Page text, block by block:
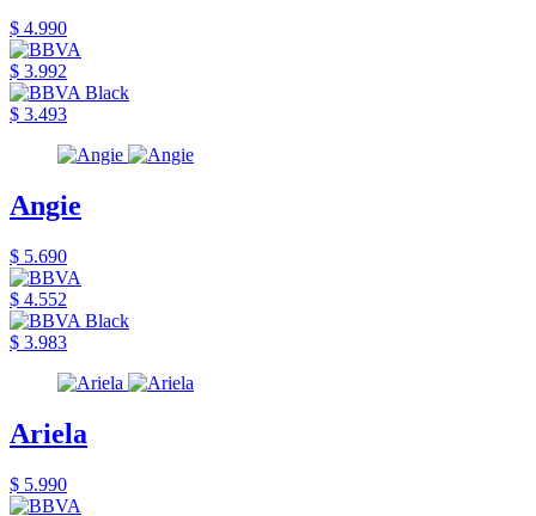
$ 4.990
$ 3.992
$ 3.493
Angie
$ 5.690
$ 4.552
$ 3.983
Ariela
$ 5.990